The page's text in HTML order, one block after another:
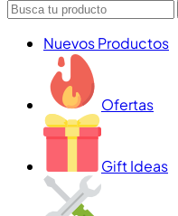
Nuevos Productos
Ofertas
Gift Ideas